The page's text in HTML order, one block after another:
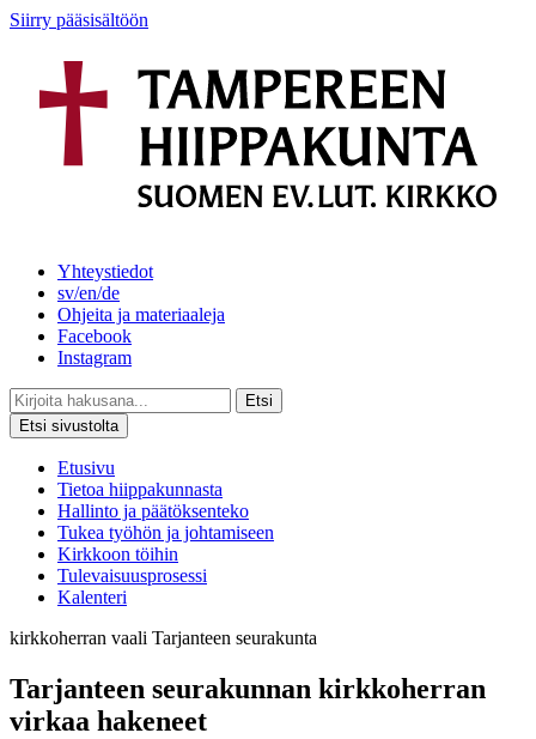
Siirry pääsisältöön
Yhteystiedot
sv/en/de
Ohjeita ja materiaaleja
Facebook
Instagram
Etsi
Etsi sivustolta
Etusivu
Tietoa hiippakunnasta
Hallinto ja päätöksenteko
Tukea työhön ja johtamiseen
Kirkkoon töihin
Tulevaisuusprosessi
Kalenteri
kirkkoherran vaali Tarjanteen seurakunta
Tarjanteen seurakunnan kirkkoherran
virkaa hakeneet